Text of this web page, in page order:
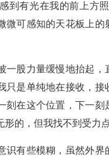
到有光在我的前上方
微可感知的天花板上
一股力量缓慢地抬起
只是单纯地在接收，
刻在这个位置，下一
的，但我找不到受力
识有些模糊，虽然外